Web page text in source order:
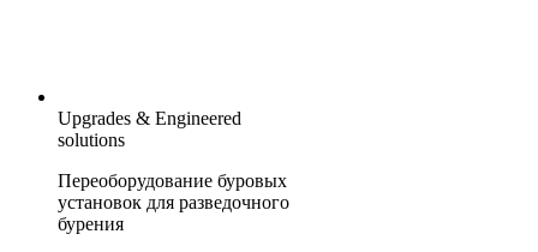
Upgrades & Engineered
solutions
Переоборудование буровых
установок для разведочного
бурения